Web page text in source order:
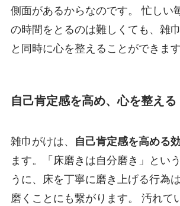
側面があるからなのです。 忙しい
の時間をとるのは難しくても、雑
と同時に心を整えることができます
自己肯定感を高め、心を整える
雑巾がけは、 自己肯定感を高める
ます。「床磨きは自分磨き」とい
うに、床を丁寧に磨き上げる行為
磨くことにも繋がります。 汚れて